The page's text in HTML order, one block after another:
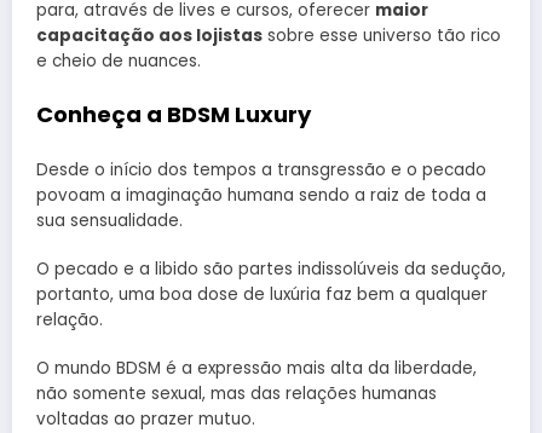
para, através de lives e cursos, oferecer maior
capacitação aos lojistas sobre esse universo tão rico
e cheio de nuances.
Conheça a BDSM Luxury
Desde o início dos tempos a transgressão e o pecado
povoam a imaginação humana sendo a raiz de toda a
sua sensualidade.
O pecado e a libido são partes indissolúveis da sedução,
portanto, uma boa dose de luxúria faz bem a qualquer
relação.
O mundo BDSM é a expressão mais alta da liberdade,
não somente sexual, mas das relações humanas
voltadas ao prazer mutuo.